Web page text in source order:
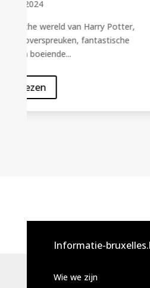
op doorreis bent, de
Informatie-
Wie we zijn